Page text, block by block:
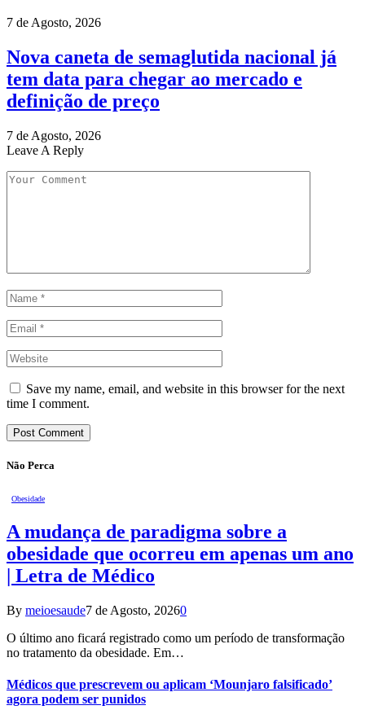
7 de Agosto, 2026
Nova caneta de semaglutida nacional já
tem data para chegar ao mercado e
definição de preço
7 de Agosto, 2026
Leave A Reply
Save my name, email, and website in this browser for the next
time I comment.
Não Perca
Obesidade
A mudança de paradigma sobre a
obesidade que ocorreu em apenas um ano
| Letra de Médico
By meioesaude7 de Agosto, 20260
O último ano ficará registrado como um período de transformação
no tratamento da obesidade. Em…
Médicos que prescrevem ou aplicam ‘Mounjaro falsificado’
agora podem ser punidos